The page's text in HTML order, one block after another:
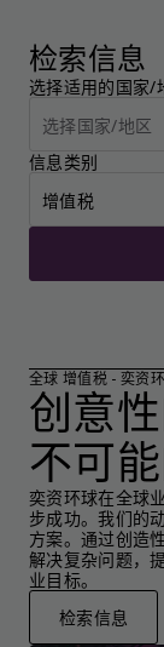
检索信息
选择适用的国家/
信息类别
全球 增值税 - 奕资
创意
不可
奕资环球在全球
步成功。我们的
方案。通过创造
解决复杂问题，
业目标。
检索信息